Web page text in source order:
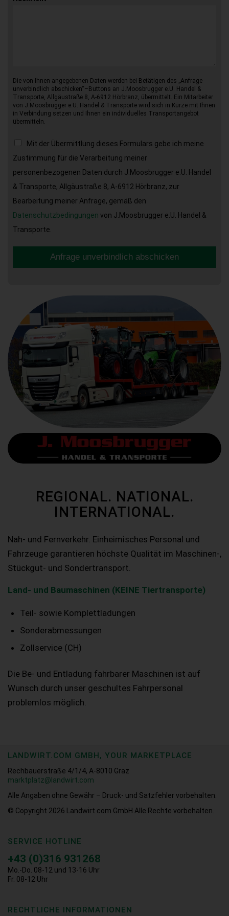
Die von Ihnen angegebenen Daten werden bei Betätigen des „Anfrage
unverbindlich abschicken“–Buttons an J.Moosbrugger e.U. Handel &
Transporte, Allgäustraße 8, A-6912 Hörbranz, übermittelt. Ein Mitarbeiter
von J.Moosbrugger e.U. Handel & Transporte wird sich in Kürze mit Ihnen
in Verbindung setzen und Ihnen ein individuelles Transportangebot
übermitteln.
Mit der Übermittlung dieses Formulars gebe ich meine
Zustimmung für die Verarbeitung meiner
personenbezogenen Daten durch J.Moosbrugger e.U. Handel
& Transporte, Allgäustraße 8, A-6912 Hörbranz, zur
Bearbeitung meiner Anfrage, gemäß den
Datenschutzbedingungen von J.Moosbrugger e.U. Handel &
Transporte.
Anfrage unverbindlich abschicken
REGIONAL. NATIONAL.
INTERNATIONAL.
Nah- und Fernverkehr. Einheimisches Personal und
Fahrzeuge garantieren höchste Qualität im Maschinen-,
Stückgut- und Sondertransport.
Land- und Baumaschinen (KEINE Tiertransporte)
Teil- sowie Komplettladungen
Sonderabmessungen
Zollservice (CH)
Die Be- und Entladung fahrbarer Maschinen ist auf
Wunsch durch unser geschultes Fahrpersonal
problemlos möglich.
LANDWIRT.COM GMBH, YOUR MARKETPLACE
Rechbauerstraße 4/1/4, A-8010 Graz
marktplatz@landwirt.com
Alle Angaben ohne Gewähr – Druck- und Satzfehler vorbehalten.
© Copyright 2026
Landwirt.com GmbH Alle Rechte vorbehalten.
SERVICE HOTLINE
+43 (0)316 931268
Mo.-Do. 08-12 und 13-16 Uhr
Fr. 08-12 Uhr
RECHTLICHE INFORMATIONEN